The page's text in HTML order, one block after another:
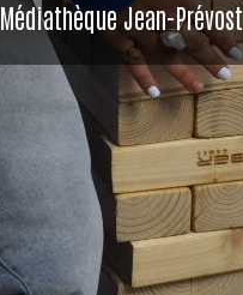
Médiathèque Jean-Prévost